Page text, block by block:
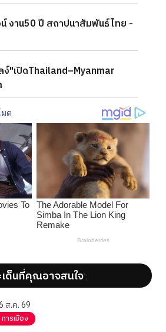
งาน50 ปี สถาปนาสัมพันธ์ไทย -
"เปิดThailand–Myanmar
เด็นที่คุณอาจสนใจ';
ส.ค. 69
การเมือง